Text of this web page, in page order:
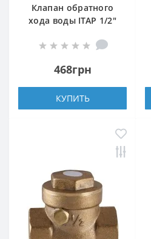
Клапан обратного
хода воды ITAP 1/2″
468грн
КУПИТЬ